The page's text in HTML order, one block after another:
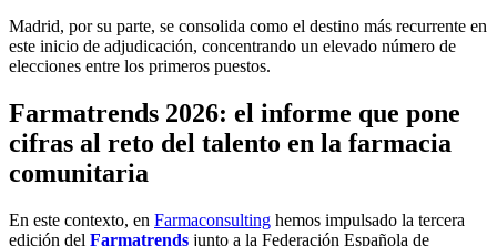
Madrid, por su parte, se consolida como el destino más recurrente en
este inicio de adjudicación, concentrando un elevado número de
elecciones entre los primeros puestos.
Farmatrends 2026: el informe que pone
cifras al reto del talento en la farmacia
comunitaria
En este contexto, en Farmaconsulting hemos impulsado la tercera
edición del Farmatrends junto a la Federación Española de